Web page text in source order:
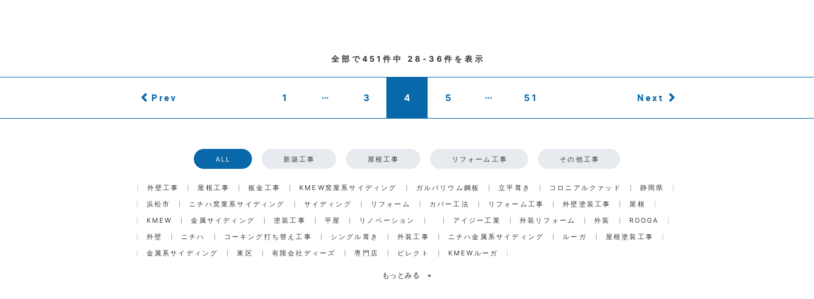
全部で451件中 28-36件を表示
Prev 1 ... 3 4 5 ... 51 Next
ALL 新築工事 屋根工事 リフォーム工事 その他工事
外壁工事 屋根工事 板金工事 KMEW窯業系サイディング ガルバリウム鋼板 立平葺き コロニアルクァッド
静岡県
浜松市
ニチハ窯業系サイディング サイディング リフォーム カバー工法 リフォーム工事 外壁塗装工事
屋根
KMEW
金属サイディング 塗装工事 平屋 リノベーション アイジー工業 外装リフォーム 外装
ROOGA
外壁
ニチハ コーキング打ち替え工事 シングル葺き 外装工事 ニチハ金属系サイディング ルーガ
屋根塗装工事
金属系サイディング
東区 有限会社ディーズ 専門店 ビレクト KMEWルーガ
もっとみる +